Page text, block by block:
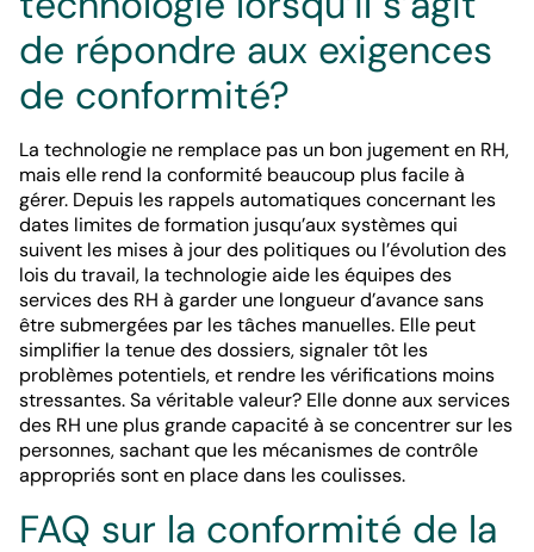
de répondre aux exigences
de conformité?
La technologie ne remplace pas un bon jugement en RH,
mais elle rend la conformité beaucoup plus facile à
gérer. Depuis les rappels automatiques concernant les
dates limites de formation jusqu’aux systèmes qui
suivent les mises à jour des politiques ou l’évolution des
lois du travail, la technologie aide les équipes des
services des RH à garder une longueur d’avance sans
être submergées par les tâches manuelles. Elle peut
simplifier la tenue des dossiers, signaler tôt les
problèmes potentiels, et rendre les vérifications moins
stressantes. Sa véritable valeur? Elle donne aux services
des RH une plus grande capacité à se concentrer sur les
personnes, sachant que les mécanismes de contrôle
appropriés sont en place dans les coulisses.
FAQ sur la conformité de la